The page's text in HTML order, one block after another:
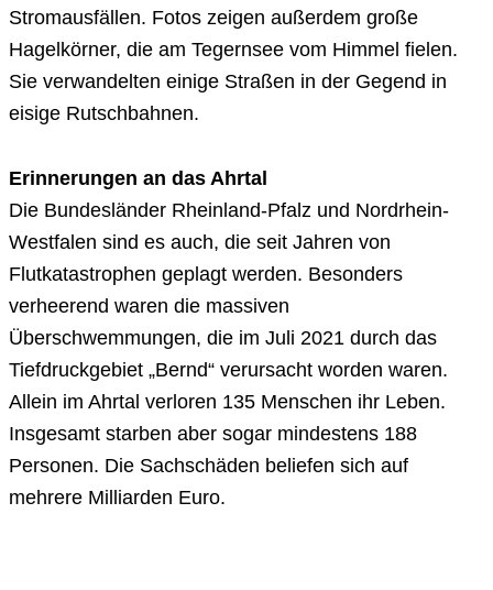
Stromausfällen. Fotos zeigen außerdem große
Hagelkörner, die am Tegernsee vom Himmel fielen.
Sie verwandelten einige Straßen in der Gegend in
eisige Rutschbahnen.
Erinnerungen an das Ahrtal
Die Bundesländer Rheinland-Pfalz und Nordrhein-
Westfalen sind es auch, die seit Jahren von
Flutkatastrophen geplagt werden. Besonders
verheerend waren die massiven
Überschwemmungen, die im Juli 2021 durch das
Tiefdruckgebiet „Bernd“ verursacht worden waren.
Allein im Ahrtal verloren 135 Menschen ihr Leben.
Insgesamt starben aber sogar mindestens 188
Personen. Die Sachschäden beliefen sich auf
mehrere Milliarden Euro.